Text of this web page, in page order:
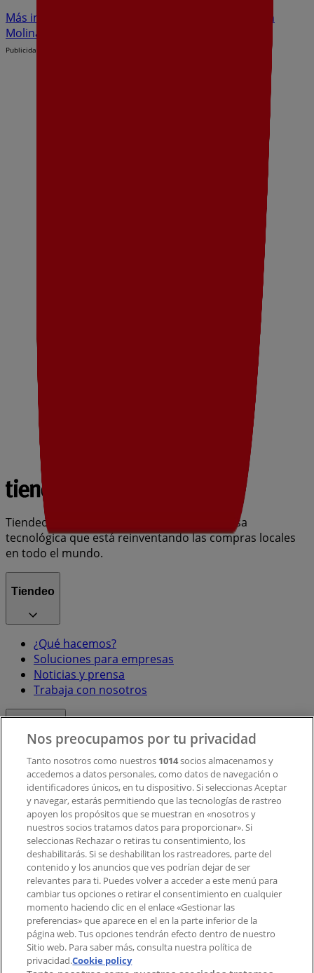
Más información de Dia
Ver otras tiendas de Dia en
Molina de Segura
Publicidad
Tiendeo forma parte de Shopfully, la empresa
tecnológica que está reinventando las compras locales
en todo el mundo.
Tiendeo
¿Qué hacemos?
Soluciones para empresas
Noticias y prensa
Trabaja con nosotros
Contacto comercial y de marketing
Tienda mal colocada en el mapa
Notificar un folleto
¿Encontraste un problema en la web o en la
aplicación?
Índices
Marcas
Marcas locales
Negocios
Nos preocupamos por tu privacidad
Tanto nosotros como nuestros 1014socios almacenamos y
accedemos a datos personales, como datos de navegación o
identificadores únicos, en tu dispositivo. Si seleccionas Aceptar
y navegar, estarás permitiendo que las tecnologías de rastreo
apoyen los propósitos que se muestran en «nosotros y
nuestros socios tratamos datos para proporcionar». Si
seleccionas Rechazar o retiras tu consentimiento, los
deshabilitarás. Si se deshabilitan los rastreadores, parte del
contenido y los anuncios que ves podrían dejar de ser
relevantes para ti. Puedes volver a acceder a este menú para
cambiar tus opciones o retirar el consentimiento en cualquier
momento haciendo clic en el enlace «Gestionar las
preferencias» que aparece en el en la parte inferior de la
página web. Tus opciones tendrán efecto dentro de nuestro
Sitio web. Para saber más, consulta nuestra política de
privacidad.Cookie policy